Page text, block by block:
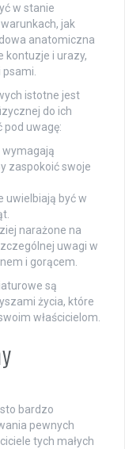
w stanie
jak
anatomiczna
kontuzje i urazy,
psami.
istotne jest
do ich
pod uwagę:
wymagają
zaspokoić swoje
uwielbiają być w
narażone na
uwagi w
i gorącem.
są
życia, które
właścicielom.
bardzo
pewnych
tych małych